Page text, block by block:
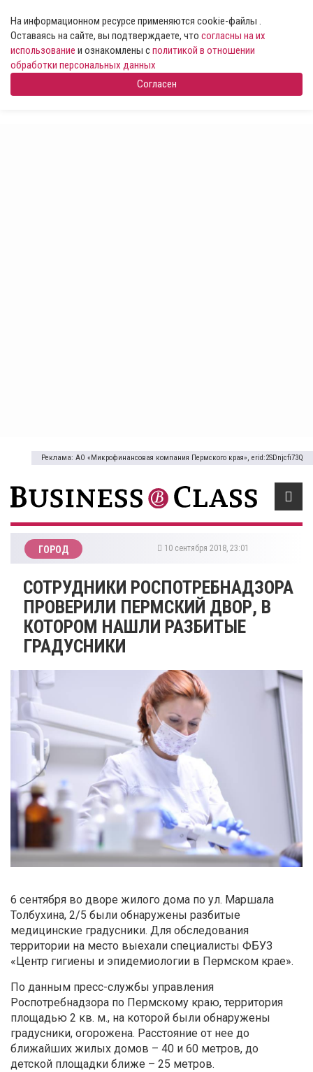
На информационном ресурсе применяются cookie-файлы .
Оставаясь на сайте, вы подтверждаете, что согласны на их
использование и ознакомлены сполитикой в отношении
обработки персональных данных
Согласен
Реклама: АО «Микрофинансовая компания Пермского края», erid:2SDnjcfi73Q
ГОРОД 10 сентября 2018, 23:01
СОТРУДНИКИ РОСПОТРЕБНАДЗОРА
ПРОВЕРИЛИ ПЕРМСКИЙ ДВОР, В
КОТОРОМ НАШЛИ РАЗБИТЫЕ
ГРАДУСНИКИ
6 сентября во дворе жилого дома по ул. Маршала
Толбухина, 2/5 были обнаружены разбитые
медицинские градусники. Для обследования
территории на место выехали специалисты ФБУЗ
«Центр гигиены и эпидемиологии в Пермском крае».
По данным пресс-службы управления
Роспотребнадзора по Пермскому краю, территория
площадью 2 кв. м., на которой были обнаружены
градусники, огорожена. Расстояние от нее до
ближайших жилых домов – 40 и 60 метров, до
детской площадки ближе – 25 метров.